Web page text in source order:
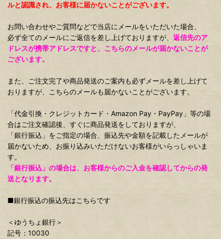
ルと認識され、お客様に届かないことがございます。
お問い合わせやご質問などで当店にメールをいただいた場合、
必ず全てのメールにご返信を差し上げておりますが、 返信先のア
ドレスが携帯アドレスですと、こちらのメールが届かないことが
ございます。
また、ご注文完了や商品発送のご案内も必ずメールを差し上げて
おりますが、こちらのメールも届かないことがございます。
「代金引換・クレジットカード・Amazon Pay・PayPay」等の場
合はご注文確認後、すぐに商品発送をしておりますが、
「銀行振込」をご指定の場合、振込先や金額を記載したメールが
届かないため、お振り込みいただけないお客様がいらっしゃいま
す。
「銀行振込」の場合は、お客様からのご入金を確認してからの発
送となります。
■銀行振込の振込先はこちらです
＜ゆうちょ銀行＞
記号：10030